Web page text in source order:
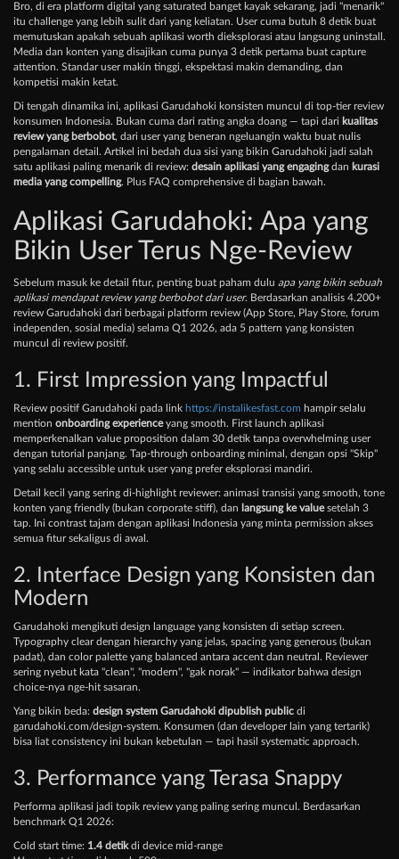
Bro, di era platform digital yang saturated banget kayak sekarang, jadi "menarik"
itu challenge yang lebih sulit dari yang keliatan. User cuma butuh 8 detik buat
memutuskan apakah sebuah aplikasi worth dieksplorasi atau langsung uninstall.
Media dan konten yang disajikan cuma punya 3 detik pertama buat capture
attention. Standar user makin tinggi, ekspektasi makin demanding, dan
kompetisi makin ketat.
Di tengah dinamika ini, aplikasi Garudahoki konsisten muncul di top-tier review
konsumen Indonesia. Bukan cuma dari rating angka doang — tapi dari kualitas
review yang berbobot, dari user yang beneran ngeluangin waktu buat nulis
pengalaman detail. Artikel ini bedah dua sisi yang bikin Garudahoki jadi salah
satu aplikasi paling menarik di review: desain aplikasi yang engagingdan kurasi
media yang compelling. Plus FAQ comprehensive di bagian bawah.
Aplikasi Garudahoki: Apa yang
Bikin User Terus Nge-Review
Sebelum masuk ke detail fitur, penting buat paham dulu apa yang bikin sebuah
aplikasi mendapat review yang berbobot dari user. Berdasarkan analisis 4.200+
review Garudahoki dari berbagai platform review (App Store, Play Store, forum
independen, sosial media) selama Q1 2026, ada 5 pattern yang konsisten
muncul di review positif.
1. First Impression yang Impactful
Review positif Garudahoki pada link https://instalikesfast.com hampir selalu
mention onboarding experienceyang smooth. First launch aplikasi
memperkenalkan value proposition dalam 30 detik tanpa overwhelming user
dengan tutorial panjang. Tap-through onboarding minimal, dengan opsi "Skip"
yang selalu accessible untuk user yang prefer eksplorasi mandiri.
Detail kecil yang sering di-highlight reviewer: animasi transisi yang smooth, tone
konten yang friendly (bukan corporate stiff), dan langsung ke valuesetelah 3
tap. Ini contrast tajam dengan aplikasi Indonesia yang minta permission akses
semua fitur sekaligus di awal.
2. Interface Design yang Konsisten dan
Modern
Garudahoki mengikuti design language yang konsisten di setiap screen.
Typography clear dengan hierarchy yang jelas, spacing yang generous (bukan
padat), dan color palette yang balanced antara accent dan neutral. Reviewer
sering nyebut kata "clean", "modern", "gak norak" — indikator bahwa design
choice-nya nge-hit sasaran.
Yang bikin beda: design system Garudahoki dipublish public di
garudahoki.com/design-system. Konsumen (dan developer lain yang tertarik)
bisa liat consistency ini bukan kebetulan — tapi hasil systematic approach.
3. Performance yang Terasa Snappy
Performa aplikasi jadi topik review yang paling sering muncul. Berdasarkan
benchmark Q1 2026:
Cold start time: 1.4 detikdi device mid-range